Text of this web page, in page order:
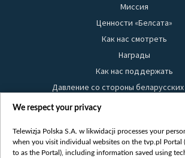
Миссия
Ценности «Белсата»
Как нас смотреть
Награды
Как нас поддержать
Давление со стороны беларусских
Правила использования
Безопасность
Youtube
We respect your privacy
Telewizja Polska S.A. w likwidacji processes your
when you visit individual websites on the tvp.pl Portal
to as the Portal), including information saved using